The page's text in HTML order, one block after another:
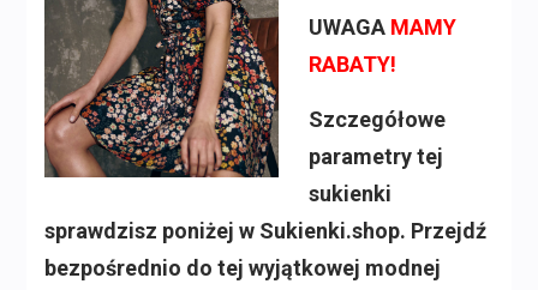
UWAGA MAMY
RABATY!
Szczegółowe
parametry tej
sukienki
sprawdzisz poniżej w Sukienki.shop. Przejdź
bezpośrednio do tej wyjątkowej modnej